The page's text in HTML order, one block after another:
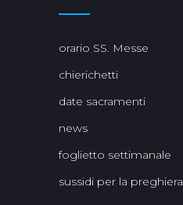
orario SS. Messe
chierichetti
date sacramenti
news
foglietto settimanale
sussidi per la preghiera